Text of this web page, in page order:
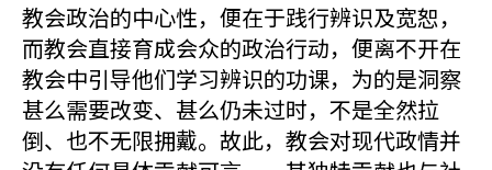
教会政治的中心性，便在于践行辨识及宽恕，
而教会直接育成会众的政治行动，便离不开在
教会中引导他们学习辨识的功课，为的是洞察
甚么需要改变、甚么仍未过时，不是全然拉
倒、也不无限拥戴。故此，教会对现代政情并